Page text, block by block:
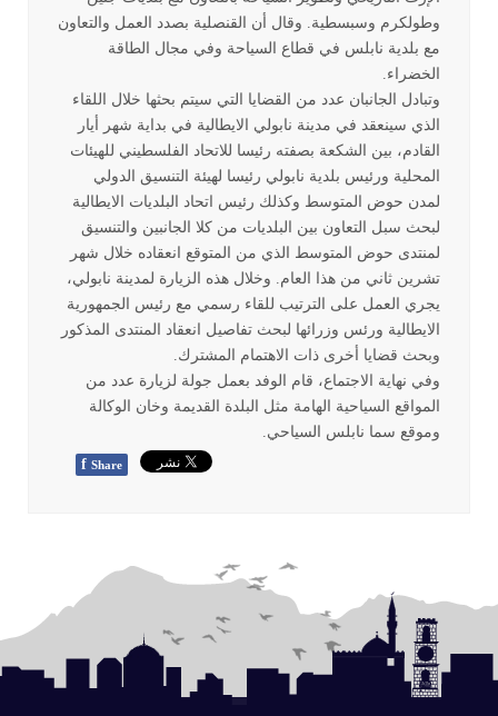
وطولكرم وسبسطية. وقال أن القنصلية بصدد العمل والتعاون
مع بلدية نابلس في قطاع السياحة وفي مجال الطاقة
الخضراء.
وتبادل الجانبان عدد من القضايا التي سيتم بحثها خلال اللقاء
الذي سينعقد في مدينة نابولي الايطالية في بداية شهر أيار
القادم، بين الشكعة بصفته رئيسا للاتحاد الفلسطيني للهيئات
المحلية ورئيس بلدية نابولي رئيسا لهيئة التنسيق الدولي
لمدن حوض المتوسط وكذلك رئيس اتحاد البلديات الايطالية
لبحث سبل التعاون بين البلديات من كلا الجانبين والتنسيق
لمنتدى حوض المتوسط الذي من المتوقع انعقاده خلال شهر
تشرين ثاني من هذا العام. وخلال هذه الزيارة لمدينة نابولي،
يجري العمل على الترتيب للقاء رسمي مع رئيس الجمهورية
الايطالية ورئس وزرائها لبحث تفاصيل انعقاد المنتدى المذكور
وبحث قضايا أخرى ذات الاهتمام المشترك.
وفي نهاية الاجتماع، قام الوفد بعمل جولة لزيارة عدد من
المواقع السياحية الهامة مثل البلدة القديمة وخان الوكالة
وموقع سما نابلس السياحي.
f Share